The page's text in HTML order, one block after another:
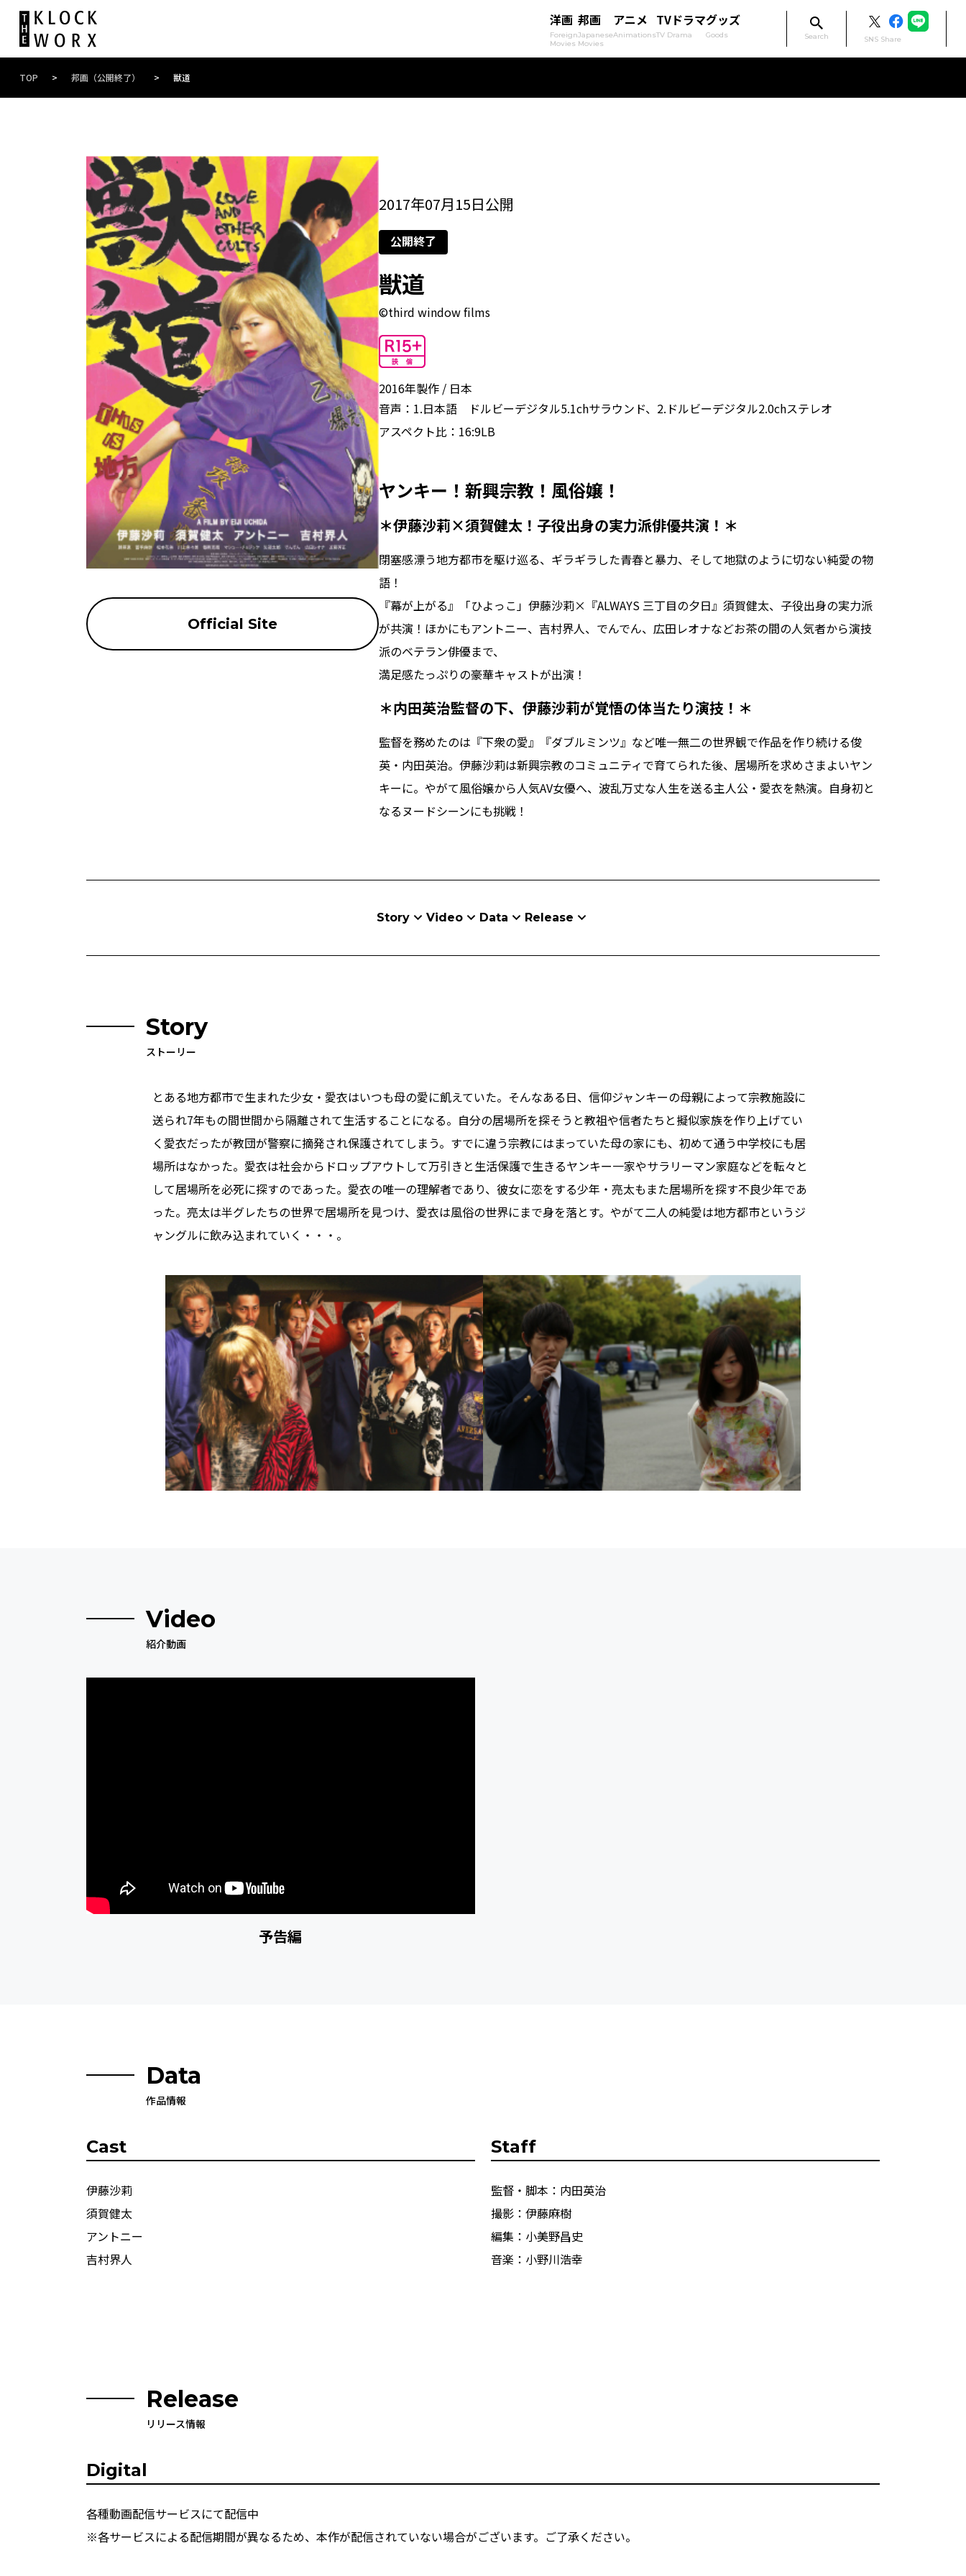
洋画
Foreign
Movies
邦画
Japanese
Movies
アニメ
Animations
TVドラマ
TV Drama
グッズ
Goods Search SNS Share
TOP > 邦画（公開終了） > 獣道
Official Site
2017年07月15日公開
公開終了
獣道
©third window films
2016年製作
日本
音声： 1.日本語 ドルビーデジタル5.1chサラウンド、2.ドルビーデジタル2.0chステレオ
アスペクト比： 16:9LB
ヤンキー！新興宗教！風俗嬢！
＊伊藤沙莉×須賀健太！子役出身の実力派俳優共演！＊
閉塞感漂う地方都市を駆け巡る、ギラギラした青春と暴力、そして地獄のように切ない純愛の物
語！
『幕が上がる』「ひよっこ」伊藤沙莉×『ALWAYS 三丁目の夕日』須賀健太、子役出身の実力派
が共演！ほかにもアントニー、吉村界人、でんでん、広田レオナなどお茶の間の人気者から演技
派のベテラン俳優まで、
満足感たっぷりの豪華キャストが出演！
＊内田英治監督の下、伊藤沙莉が覚悟の体当たり演技！＊
監督を務めたのは『下衆の愛』『ダブルミンツ』など唯一無二の世界観で作品を作り続ける俊
英・内田英治。伊藤沙莉は新興宗教のコミュニティで育てられた後、居場所を求めさまよいヤン
キーに。やがて風俗嬢から人気AV女優へ、波乱万丈な人生を送る主人公・愛衣を熱演。自身初と
なるヌードシーンにも挑戦！
Story Video Data Release
Story
ストーリー
とある地方都市で生まれた少女・愛衣はいつも母の愛に飢えていた。そんなある日、信仰ジャンキーの母親によって宗教施設に
送られ7年もの間世間から隔離されて生活することになる。自分の居場所を探そうと教祖や信者たちと擬似家族を作り上げてい
く愛衣だったが教団が警察に摘発され保護されてしまう。すでに違う宗教にはまっていた母の家にも、初めて通う中学校にも居
場所はなかった。愛衣は社会からドロップアウトして万引きと生活保護で生きるヤンキー一家やサラリーマン家庭などを転々と
して居場所を必死に探すのであった。愛衣の唯一の理解者であり、彼女に恋をする少年・亮太もまた居場所を探す不良少年であ
った。亮太は半グレたちの世界で居場所を見つけ、愛衣は風俗の世界にまで身を落とす。やがて二人の純愛は地方都市というジ
ャングルに飲み込まれていく・・・。
Video
紹介動画
予告編
Data
作品情報
Cast
伊藤沙莉
須賀健太
アントニー
吉村界人
Staff
監督・脚本：内田英治
撮影：伊藤麻樹
編集：小美野昌史
音楽：小野川浩幸
Release
リリース情報
Digital
各種動画配信サービスにて配信中
※各サービスによる配信期間が異なるため、本作が配信されていない場合がございます。ご了承ください。